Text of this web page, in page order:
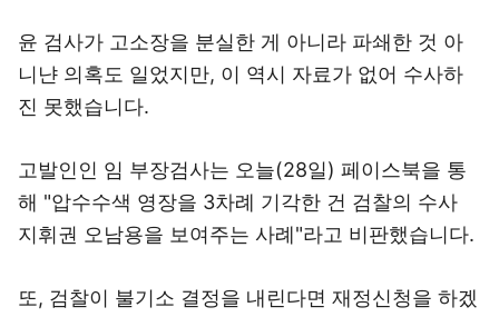
윤 검사가 고소장을 분실한 게 아니라 파쇄한 것 아
니냔 의혹도 일었지만, 이 역시 자료가 없어 수사하
진 못했습니다.
고발인인 임 부장검사는 오늘(28일) 페이스북을 통
해 "압수수색 영장을 3차례 기각한 건 검찰의 수사
지휘권 오남용을 보여주는 사례"라고 비판했습니다.
또, 검찰이 불기소 결정을 내린다면 재정신청을 하겠